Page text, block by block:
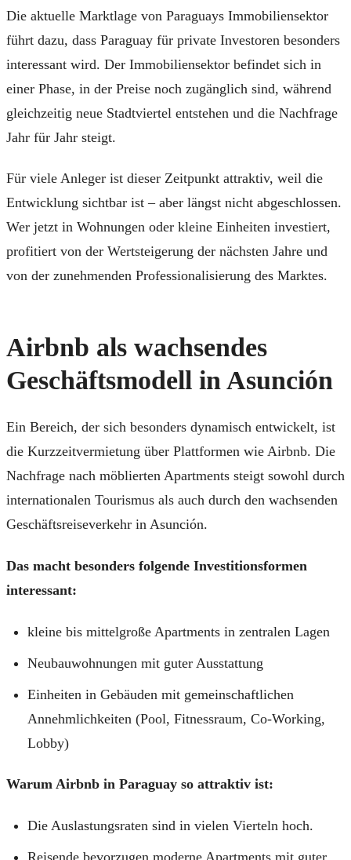
Die aktuelle Marktlage von Paraguays Immobiliensektor
führt dazu, dass Paraguay für private Investoren besonders
interessant wird. Der Immobiliensektor befindet sich in
einer Phase, in der Preise noch zugänglich sind, während
gleichzeitig neue Stadtviertel entstehen und die Nachfrage
Jahr für Jahr steigt.
Für viele Anleger ist dieser Zeitpunkt attraktiv, weil die
Entwicklung sichtbar ist – aber längst nicht abgeschlossen.
Wer jetzt in Wohnungen oder kleine Einheiten investiert,
profitiert von der Wertsteigerung der nächsten Jahre und
von der zunehmenden Professionalisierung des Marktes.
Airbnb als wachsendes
Geschäftsmodell in Asunción
Ein Bereich, der sich besonders dynamisch entwickelt, ist
die Kurzzeitvermietung über Plattformen wie Airbnb. Die
Nachfrage nach möblierten Apartments steigt sowohl durch
internationalen Tourismus als auch durch den wachsenden
Geschäftsreiseverkehr in Asunción.
Das macht besonders folgende Investitionsformen
interessant:
kleine bis mittelgroße Apartments in zentralen Lagen
Neubauwohnungen mit guter Ausstattung
Einheiten in Gebäuden mit gemeinschaftlichen
Annehmlichkeiten (Pool, Fitnessraum, Co-Working,
Lobby)
Warum Airbnb in Paraguay so attraktiv ist:
Die Auslastungsraten sind in vielen Vierteln hoch.
Reisende bevorzugen moderne Apartments mit guter